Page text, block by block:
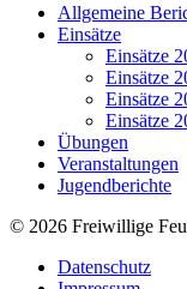
Allgemeine
Einsätze
Einsätze
Einsätze
Einsätze
Einsätze
Übungen
Veranstaltungen
Jugendberichte
© 2026 Freiwillige
Datenschutz